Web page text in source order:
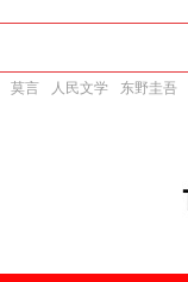
莫言 人民文学 东野圭吾